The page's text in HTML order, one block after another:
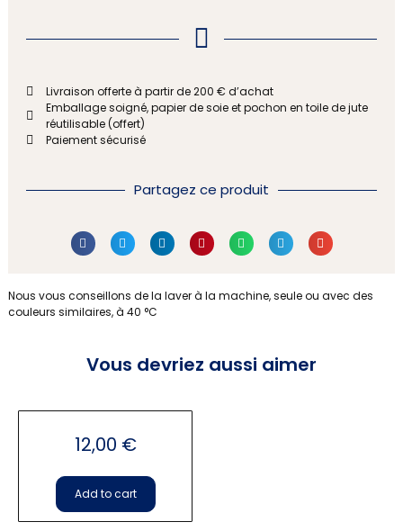
Nous vous conseillons de la laver à la machine, seule ou avec des
couleurs similaires, à 40 °C
Livraison offerte à partir de 200 € d’achat
Emballage soigné, papier de soie et pochon en toile de jute
réutilisable (offert)
Paiement sécurisé
Partagez ce produit
Vous devriez aussi aimer
12,00 €
Add to cart